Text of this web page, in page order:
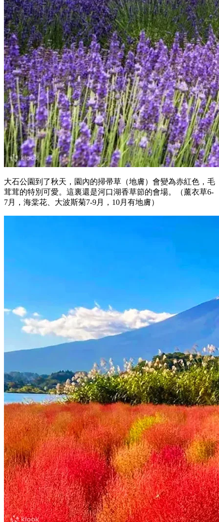
大石公園到了秋天，園內的掃帚草（地膚）會變為赤紅色，毛
茸茸的特別可愛。這裏還是河口湖香草節的會場。（薰衣草6-
7月，海棠花、大波斯菊7-9月，10月有地膚）